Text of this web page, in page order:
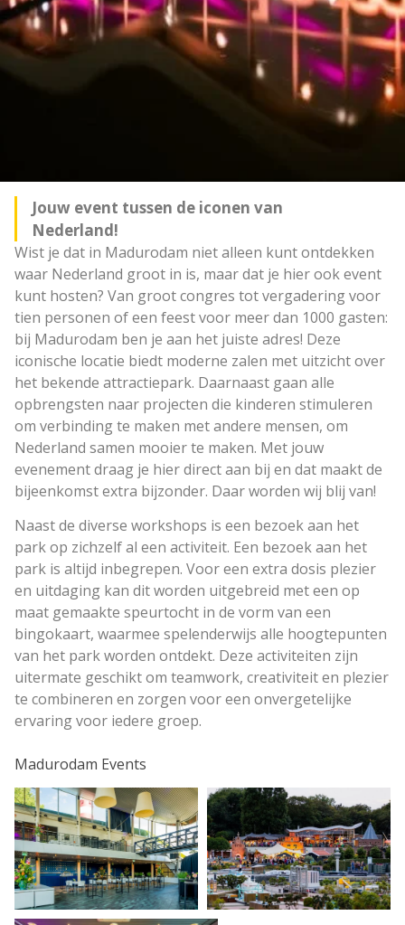
Jouw event tussen de iconen van
Nederland!
Wist je dat in Madurodam niet alleen kunt ontdekken
waar Nederland groot in is, maar dat je hier ook event
kunt hosten? Van groot congres tot vergadering voor
tien personen of een feest voor meer dan 1000 gasten:
bij Madurodam ben je aan het juiste adres! Deze
iconische locatie biedt moderne zalen met uitzicht over
het bekende attractiepark. Daarnaast gaan alle
opbrengsten naar projecten die kinderen stimuleren
om verbinding te maken met andere mensen, om
Nederland samen mooier te maken. Met jouw
evenement draag je hier direct aan bij en dat maakt de
bijeenkomst extra bijzonder. Daar worden wij blij van!
Naast de diverse workshops is een bezoek aan het
park op zichzelf al een activiteit. Een bezoek aan het
park is altijd inbegrepen. Voor een extra dosis plezier
en uitdaging kan dit worden uitgebreid met een op
maat gemaakte speurtocht in de vorm van een
bingokaart, waarmee spelenderwijs alle hoogtepunten
van het park worden ontdekt. Deze activiteiten zijn
uitermate geschikt om teamwork, creativiteit en plezier
te combineren en zorgen voor een onvergetelijke
ervaring voor iedere groep.
Madurodam Events